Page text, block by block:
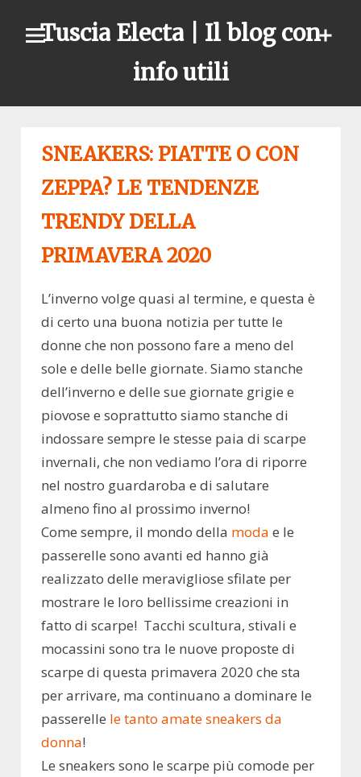
Tuscia Electa | Il blog con
info utili
SNEAKERS: PIATTE O CON
ZEPPA? LE TENDENZE
TRENDY DELLA
PRIMAVERA 2020
L’inverno volge quasi al termine, e questa è
di certo una buona notizia per tutte le
donne che non possono fare a meno del
sole e delle belle giornate. Siamo stanche
dell’inverno e delle sue giornate grigie e
piovose e soprattutto siamo stanche di
indossare sempre le stesse paia di scarpe
invernali, che non vediamo l’ora di riporre
nel nostro guardaroba e di salutare
almeno fino al prossimo inverno!
Come sempre, il mondo della moda e le
passerelle sono avanti ed hanno già
realizzato delle meravigliose sfilate per
mostrare le loro bellissime creazioni in
fatto di scarpe! Tacchi scultura, stivali e
mocassini sono tra le nuove proposte di
scarpe di questa primavera 2020 che sta
per arrivare, ma continuano a dominare le
passerelle le tanto amate sneakers da
donna!
Le sneakers sono le scarpe più comode per